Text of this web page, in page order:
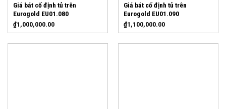
Giá bát cố định tủ trên
Eurogold EU01.080
₫1,000,000.00
Giá bát cố định tủ trên
Eurogold EU01.090
₫1,100,000.00